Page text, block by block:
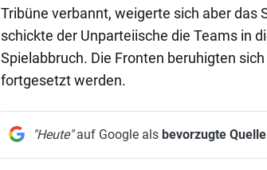
Tribüne verbannt, weigerte sich aber das
schickte der Unparteiische die Teams in
Spielabbruch. Die Fronten beruhigten
fortgesetzt werden.
"Heute"auf Google als bevorzugte Quelle